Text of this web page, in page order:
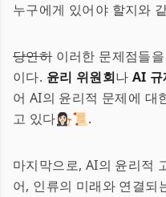
누구에게 있어야 할지와
당연히이러한 문제점들
이다. 윤리 위원회나 AI 규
어 AI의 윤리적 문제에 대
고 있다👩🏻‍⚖️📜.
마지막으로, AI의 윤리적
어, 인류의 미래와 연결되